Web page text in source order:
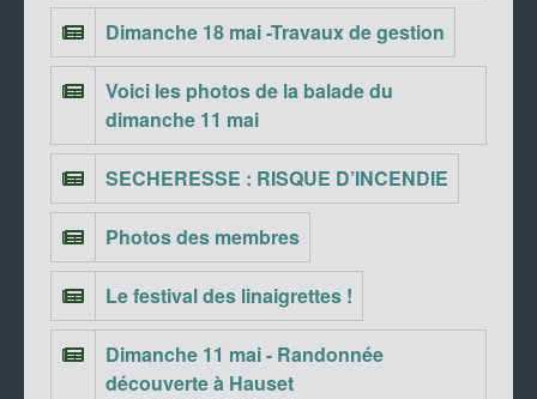
Dimanche 18 mai -Travaux de gestion
Voici les photos de la balade du
dimanche 11 mai
SECHERESSE : RISQUE D’INCENDIE
Photos des membres
Le festival des linaigrettes !
Dimanche 11 mai - Randonnée
découverte à Hauset